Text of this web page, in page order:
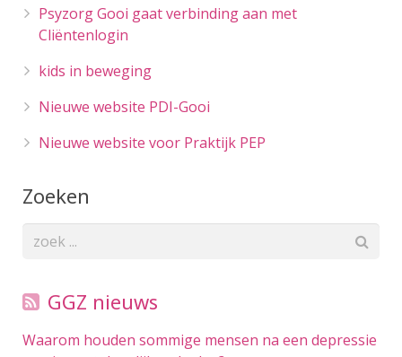
Psyzorg Gooi gaat verbinding aan met
Cliëntenlogin
kids in beweging
Nieuwe website PDI-Gooi
Nieuwe website voor Praktijk PEP
Zoeken
GGZ nieuws
Waarom houden sommige mensen na een depressie